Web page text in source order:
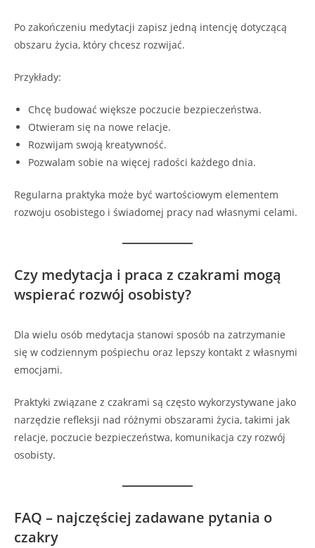
Po zakończeniu medytacji zapisz jedną intencję dotyczącą
obszaru życia, który chcesz rozwijać.
Przykłady:
Chcę budować większe poczucie bezpieczeństwa.
Otwieram się na nowe relacje.
Rozwijam swoją kreatywność.
Pozwalam sobie na więcej radości każdego dnia.
Regularna praktyka może być wartościowym elementem
rozwoju osobistego i świadomej pracy nad własnymi celami.
Czy medytacja i praca z czakrami mogą
wspierać rozwój osobisty?
Dla wielu osób medytacja stanowi sposób na zatrzymanie
się w codziennym pośpiechu oraz lepszy kontakt z własnymi
emocjami.
Praktyki związane z czakrami są często wykorzystywane jako
narzędzie refleksji nad różnymi obszarami życia, takimi jak
relacje, poczucie bezpieczeństwa, komunikacja czy rozwój
osobisty.
FAQ – najczęściej zadawane pytania o
czakry